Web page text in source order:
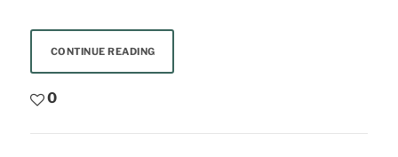
CONTINUE READING
0